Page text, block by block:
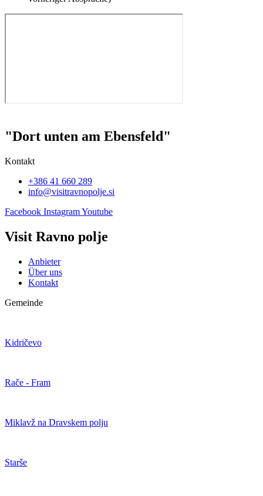
"Dort unten am Ebensfeld"
Kontakt
+386 41 660 289
info@visitravnopolje.si
Facebook InstagramYoutube
Visit Ravno polje
Anbieter
Über uns
Kontakt
Gemeinde
Kidričevo
Rače - Fram
Miklavž na Dravskem polju
Starše